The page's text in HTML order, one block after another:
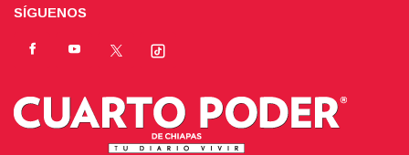
SÍGUENOS